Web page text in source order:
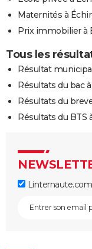
Maternités à
Prix immobilier à
Tous les
Résultat
Résultats du bac
Résultats du
Résultats du BTS
Linternaute.com